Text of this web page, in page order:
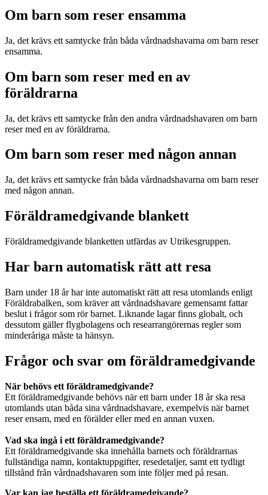
Om barn som reser ensamma
Ja, det krävs ett samtycke från båda vårdnadshavarna om barn reser
ensamma.
Om barn som reser med en av
föräldrarna
Ja, det krävs ett samtycke från den andra vårdnadshavaren om barn
reser med en av föräldrarna.
Om barn som reser med någon annan
Ja, det krävs ett samtycke från båda vårdnadshavarna om barn reser
med någon annan.
Föräldramedgivande blankett
Föräldramedgivande blanketten utfärdas av Utrikesgruppen.
Har barn automatisk rätt att resa
Barn under 18 år har inte automatiskt rätt att resa utomlands enligt
Föräldrabalken, som kräver att vårdnadshavare gemensamt fattar
beslut i frågor som rör barnet. Liknande lagar finns globalt, och
dessutom gäller flygbolagens och researrangörernas regler som
minderåriga måste ta hänsyn.
Frågor och svar om föräldramedgivande
När behövs ett föräldramedgivande?
Ett föräldramedgivande behövs när ett barn under 18 år ska resa
utomlands utan båda sina vårdnadshavare, exempelvis när barnet
reser ensam, med en förälder eller med en annan vuxen.
Vad ska ingå i ett föräldramedgivande?
Ett föräldramedgivande ska innehålla barnets och föräldrarnas
fullständiga namn, kontaktuppgifter, resedetaljer, samt ett tydligt
tillstånd från vårdnadshavaren som inte följer med på resan.
Var kan jag beställa ett föräldramedgivande?